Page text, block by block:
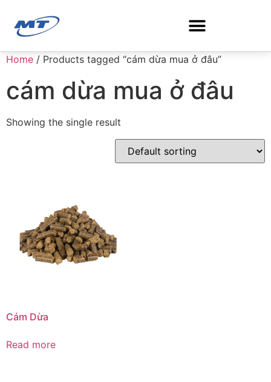
Home / Products tagged “cám dừa mua ở đâu”
cám dừa mua ở đâu
Showing the single result
Cám Dừa
Read more